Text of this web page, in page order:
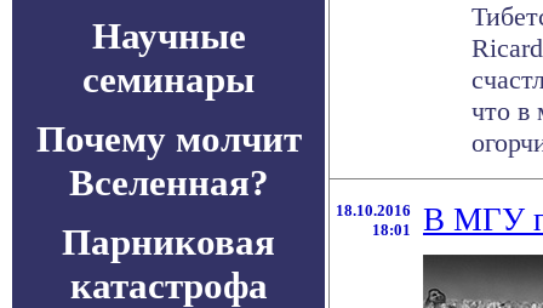
Научные
семинары
Почему молчит
Вселенная?
Парниковая
катастрофа
что в
18.10.2016
18:01
В МГУ